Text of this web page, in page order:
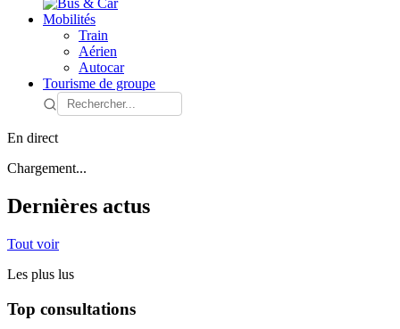
Mobilités
Train
Aérien
Autocar
Tourisme de groupe
En direct
Chargement...
Dernières actus
Tout voir
Les plus lus
Top consultations